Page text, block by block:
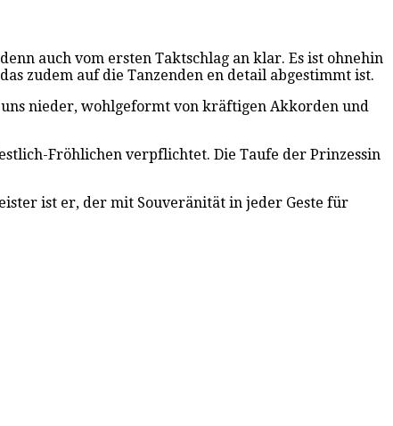
denn auch vom ersten Taktschlag an klar. Es ist ohnehin
zudem auf die Tanzenden en detail abgestimmt ist.
nieder, wohlgeformt von kräftigen Akkorden und
Fröhlichen verpflichtet. Die Taufe der Prinzessin
ist er, der mit Souveränität in jeder Geste für